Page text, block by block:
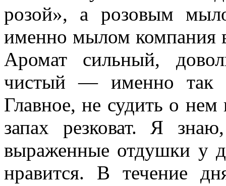
розой», а розовым
именно мылом компания
Аромат сильный,
чистый — именно так
Главное, не судить о
запах резковат. Я
выраженные отдушки у
нравится. В течение